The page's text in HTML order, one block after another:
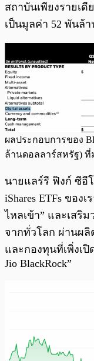
สถาบันเพียงรายเ
เป็นมูลค่า 52 พันล้
ผลประกอบการของ
ล้านดอลลาร์สหรัฐ) ที่
นายแลร์รี ฟิงก์ ซีอี
iShares ETFs ขอ
ไหลเข้า” และเสริ
จากทั่วโลก ผ่านผ
และกองทุนที่เพิ่งเ
Jio BlackRock”